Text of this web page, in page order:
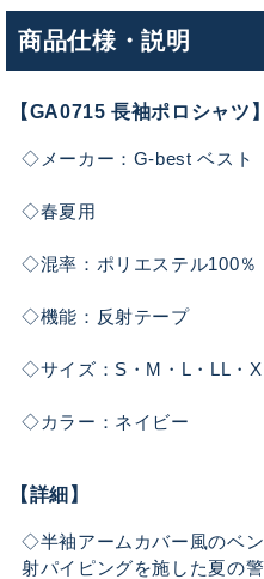
商品仕様・説明
【GA0715 長袖ポロシャツ】
◇メーカー：G-best ベスト
◇春夏用
◇混率：ポリエステル100％
◇機能：反射テープ
◇サイズ：S・M・L・LL・
◇カラー：ネイビー
【詳細】
◇半袖アームカバー風のベ
射パイピングを施した夏の